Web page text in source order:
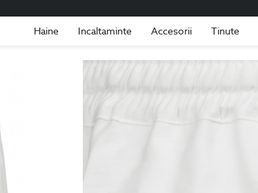
Haine Incaltaminte Accesorii Tinute
Romania